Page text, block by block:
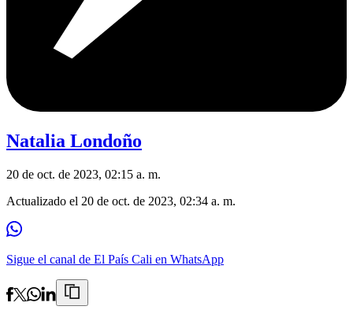
Natalia Londoño
20 de oct. de 2023, 02:15 a. m.
Actualizado el 20 de oct. de 2023, 02:34 a. m.
Sigue el canal de El País Cali en WhatsApp